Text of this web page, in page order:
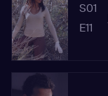
S01
E11